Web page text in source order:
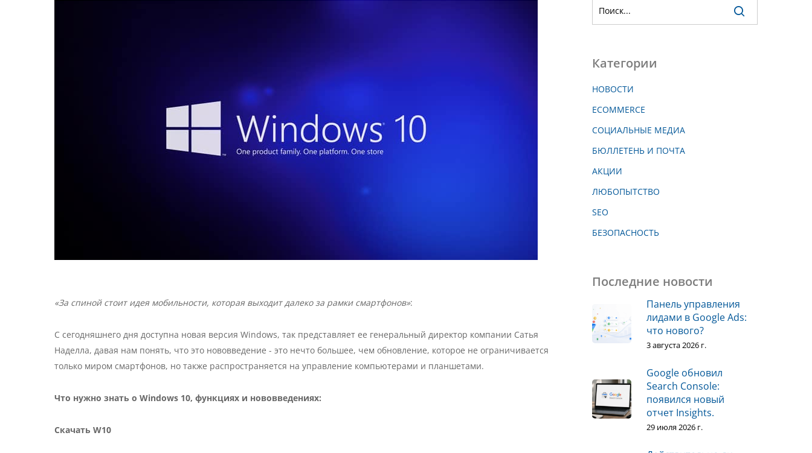
«За спиной стоит идея мобильности, которая выходит далеко за рамки смартфонов»:
С сегодняшнего дня доступна новая версия Windows, так представляет ее генеральный директор компании Сатья
Наделла, давая нам понять, что это нововведение - это нечто большее, чем обновление, которое не ограничивается
только миром смартфонов, но также распространяется на управление компьютерами и планшетами.
Что нужно знать о Windows 10, функциях и нововведениях:
Скачать W10
Категории
НОВОСТИ
ECOMMERCE
СОЦИАЛЬНЫЕ МЕДИА
БЮЛЛЕТЕНЬ И ПОЧТА
АКЦИИ
ЛЮБОПЫТСТВО
SEO
БЕЗОПАСНОСТЬ
Последние новости
Панель управления
лидами в Google Ads:
что нового?
3 августа 2026 г.
Google обновил
Search Console:
появился новый
отчет Insights.
29 июля 2026 г.